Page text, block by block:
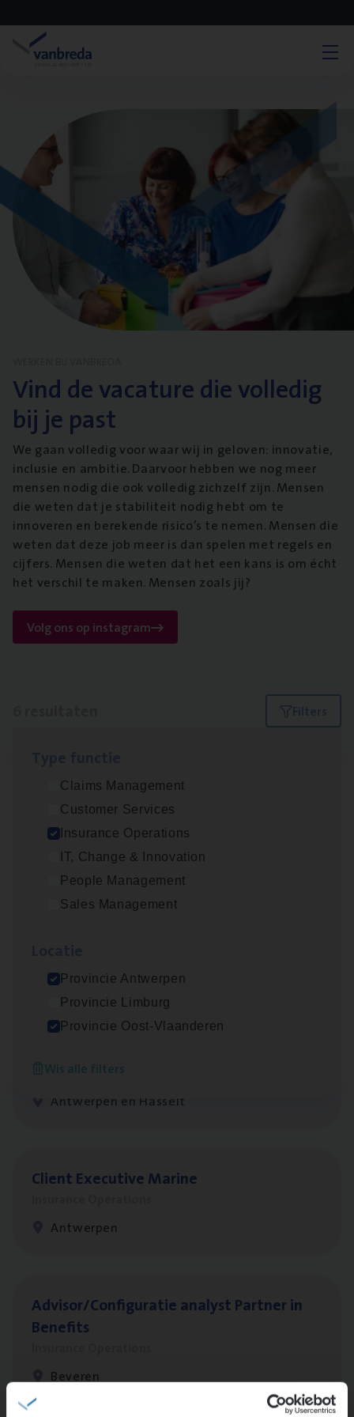
Vind de vacature die volledig
bij je past
We gaan volledig voor waar wij in geloven: innovatie,
inclusie en ambitie. Daarvoor hebben we nog meer
mensen nodig die ook volledig zichzelf zijn. Mensen
die weten dat je stabiliteit nodig hebt om te
innoveren en berekende risico’s te nemen. Mensen die
weten dat deze job meer is dan spelen met regels en
cijfers. Mensen die weten dat het een kans is om écht
het verschil te maken. Mensen zoals jij?
Volg ons op instagram
Filters
Claims Management
Customer Services
Insurance Operations
IT, Change & Innovation
People Management
Sales Management
Provincie Antwerpen
Provincie Limburg
Provincie Oost-Vlaanderen
Wis alle filters
Dos­sier­be­heer­der Gewaar­borgd Inkomen
Insurance Operations
Antwerpen
Dos­sier­be­heer­der Onder­ne­min­gen Van­b­
Mechelen
Insurance Operations
Antwerpen en Hasselt
Client Exe­cu­ti­ve Marine
Antwerpen
Advisor/​Configuratie ana­lyst Part­ner in
Benefits
Beveren